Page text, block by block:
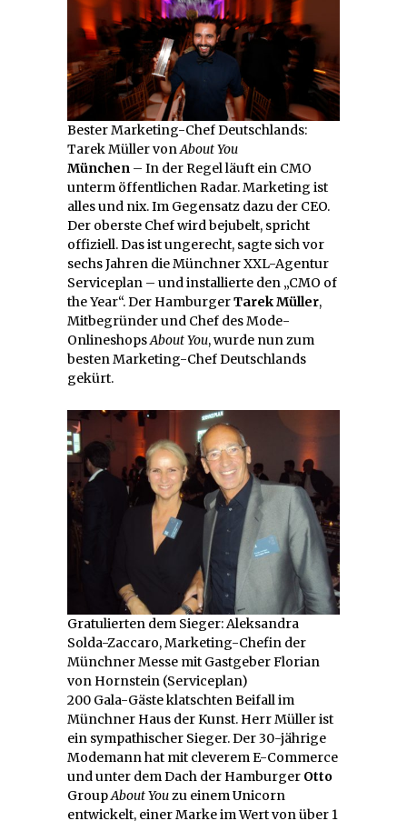
Bester Marketing-Chef Deutschlands:
Tarek Müller vonAbout You
München – In der Regel läuft ein CMO
unterm öffentlichen Radar. Marketing ist
alles und nix. Im Gegensatz dazu der CEO.
Der oberste Chef wird bejubelt, spricht
offiziell. Das ist ungerecht, sagte sich vor
sechs Jahren die Münchner XXL-Agentur
Serviceplan – und installierte den „CMO of
the Year“. Der HamburgerTarek Müller,
Mitbegründer und Chef des Mode-
OnlineshopsAbout You, wurde nun zum
besten Marketing-Chef Deutschlands
gekürt.
Gratulierten dem Sieger: Aleksandra
Solda-Zaccaro, Marketing-Chefin der
Münchner Messe mit Gastgeber Florian
von Hornstein (Serviceplan)
200 Gala-Gäste klatschten Beifall im
Münchner Haus der Kunst. Herr Müller ist
ein sympathischer Sieger. Der 30-jährige
Modemann hat mit cleverem E-Commerce
und unter dem Dach der Hamburger Otto
GroupAbout Youzu einem Unicorn
entwickelt, einer Marke im Wert von über 1